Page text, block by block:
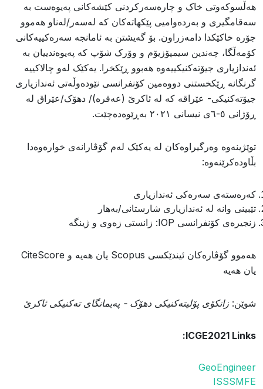
هەڵسوکەوتی خاک و چارەسەرکردنی کێشەکانی پەیوەست بە
سەقامگیری و بەردەوامیی پێکهاتەکان کە لەسەر/لەناو هەموو
جۆرە خاکێکدا دامەزراون. بۆ گەیشتن بە ئامانجە سەرەکییەکانی
کۆمەڵگا، چەندین سیمپۆزیۆم و وۆرک شۆپ کە پەیوەندییان بە
ئەندازیاری جیۆتەکنیکییەوە هەبوو ڕێکخرا. یەکێک لەو چالاکییە
گرنگانە ڕێکخستنی دووەمین کۆنفرانسی نێودەوڵەتی ئەندازیاری
جیۆتەکنیکی- عێراقە کە لە ئاکرێ (عەقرە)/ دهۆک/عێراق لە
ڕۆژانی ٥-٦ی نیسانی ٢٠٢١ بەڕێوەدەچێت.
توێژینەوە وەرگیراوەکان لە یەکێک لەم گۆڤارانەی خوارەوەدا
بڵاودەکرێنەوە:
کەرەستەی سەرەکی ئەندازیاری
تێبینی وانە لە ئەندازیاری شارستانی/بەهار
زنجیرەی کۆنفرانسی IOP: زانستی زەوی و ژینگە
هەموو گۆڤارەکان ئیندێکسی Scopus یان هەیە و CiteScore
یان هەیە
شوێن: زانکۆی پۆلیتەکنیکی دهۆک - پەیمانگای تەکنیکی ئاکرێ
ICGE2021 Links:
GeoEngineer
ISSSMFE